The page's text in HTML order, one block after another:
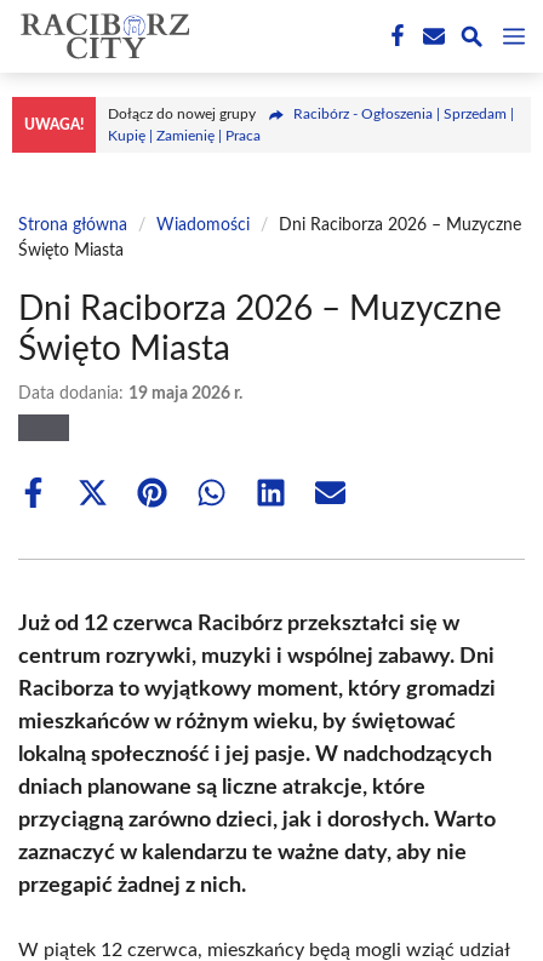
Przejdź
treści
UWAGA!
Dołącz do nowej grupy
Racibórz - Ogłoszenia | Sprzedam |
Kupię | Zamienię | Praca
Strona główna / Wiadomości /
Dni Raciborza 2026 – Muzyczne
Święto Miasta
Dni Raciborza 2026 – Muzyczne
Święto Miasta
Data dodania: 19 maja 2026 r.
Share
Share
(Twitter)
Share Share Share Share
Już od 12 czerwca Racibórz przekształci się w
centrum rozrywki, muzyki i wspólnej zabawy. Dni
Raciborza to wyjątkowy moment, który gromadzi
mieszkańców w różnym wieku, by świętować
lokalną społeczność i jej pasje. W nadchodzących
dniach planowane są liczne atrakcje, które
przyciągną zarówno dzieci, jak i dorosłych. Warto
zaznaczyć w kalendarzu te ważne daty, aby nie
przegapić żadnej z nich.
W piątek 12 czerwca, mieszkańcy będą mogli wziąć udział